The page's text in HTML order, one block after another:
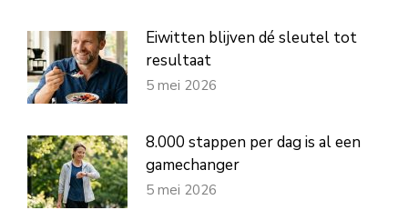
Eiwitten blijven dé sleutel tot
resultaat
5 mei 2026
8.000 stappen per dag is al een
gamechanger
5 mei 2026